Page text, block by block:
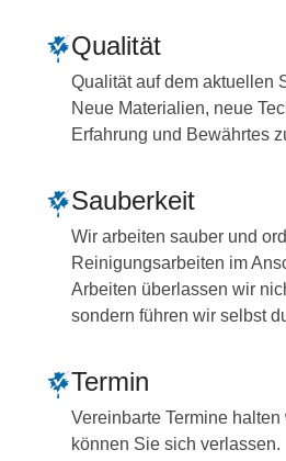
Qualität
Qualität auf dem aktuellen
Neue Materialien, neue
Erfahrung und Bewährtes
Sauberkeit
Wir arbeiten sauber und
Reinigungsarbeiten im
Arbeiten überlassen wir
sondern führen wir selbst
Termin
Vereinbarte Termine
können Sie sich verlassen.